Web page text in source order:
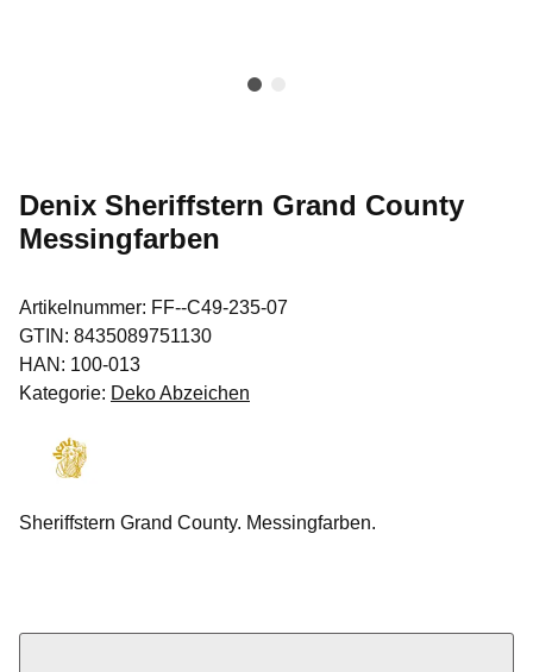
Denix Sheriffstern Grand County
Messingfarben
Artikelnummer: FF--C49-235-07
GTIN: 8435089751130
HAN: 100-013
Kategorie: Deko Abzeichen
Sheriffstern Grand County. Messingfarben.